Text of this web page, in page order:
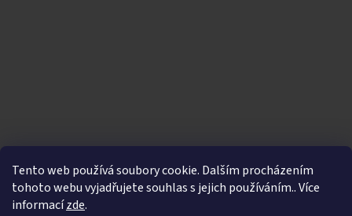
Tento web používá soubory cookie. Dalším procházením
tohoto webu vyjadřujete souhlas s jejich používáním.. Více
informacízde.